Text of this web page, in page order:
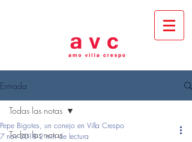
Entrada
Todas las notas
Todas las notas
Pepe Bigotes, un conejo en Villa Crespo
7 nov 2018 2 min de lectura